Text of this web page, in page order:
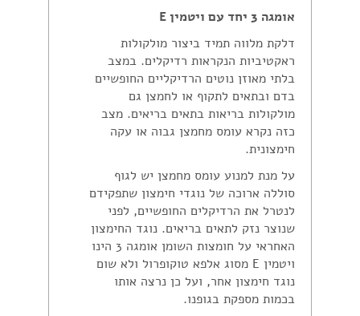
אומגה 3 יחד עם ויטמין E
דלקת מלווה תמיד ביצור מולקולות
ראקטיביות הנקראות רדיקלים. במצב
בלתי מאוזן נוטים הרדיקליים החופשיים
בדם ובתאים לתקוף או לחמצן גם
מולקולות בריאות בתאים בריאים. מצב
כזה נקרא עומס מחמצן גבוה או עקה
חימצונית.
על מנת למנוע עומס מחמצן יש לגוף
סוללה ארוכה של נוגדי חימצון שתפקידם
לנטרל את הרדיקלים החופשיים, לפני
שנוצר נזק לתאים בריאים. נוגד החימצון
האחראי על חומצות השומן אומגה 3 הינו
ויטמין E מסוג אלפא טוקופרול ולא שום
נוגד חימצון אחר, ועל כן נרצה אותו
בכמות מספקת בגופנו.